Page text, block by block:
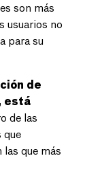
son más
usuarios no
para su
de
está
de las
que
las que más